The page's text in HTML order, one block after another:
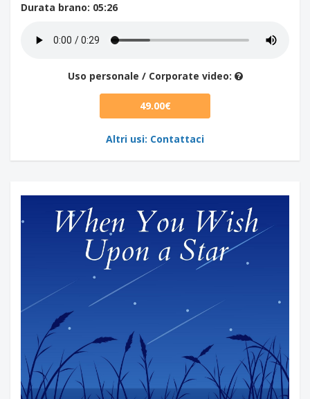
Durata brano: 05:26
Uso personale / Corporate video:
49.00€
Altri usi: Contattaci